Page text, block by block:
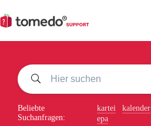
Inhalt
springen
Beliebte
Suchanfragen:
kartei kalender
epa